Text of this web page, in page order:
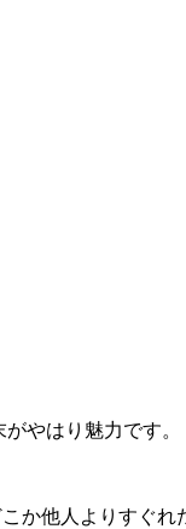
やはり魅力です。
か他人よりすぐ